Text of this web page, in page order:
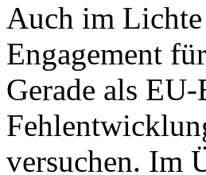
Auch im Lichte
Engagement
Gerade als
versuchen. Im